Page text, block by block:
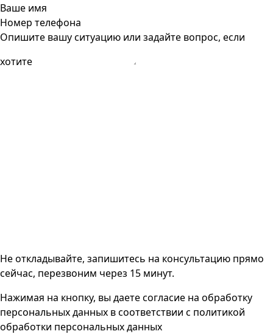
Ваше имя
Номер телефона
Опишите вашу ситуацию или задайте вопрос, если
хотите
Не откладывайте, запишитесь на консультацию прямо
сейчас, перезвоним через 15 минут.
Нажимая на кнопку, вы даете согласие на обработку
персональных данных в соответствии с политикой
обработки персональных данных